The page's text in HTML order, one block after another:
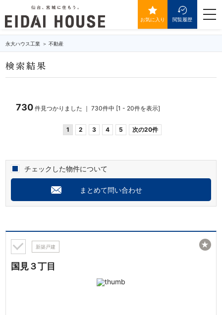
お気に入り 閲覧履歴
永大ハウス工業 不動産
検索結果
730 件見つかりました ｜ 730件中 [1 - 20件を表示]
1 2 3 4 5 次の20件
チェックした物件について
まとめて問い合わせ
新築戸建
国見３丁目
★